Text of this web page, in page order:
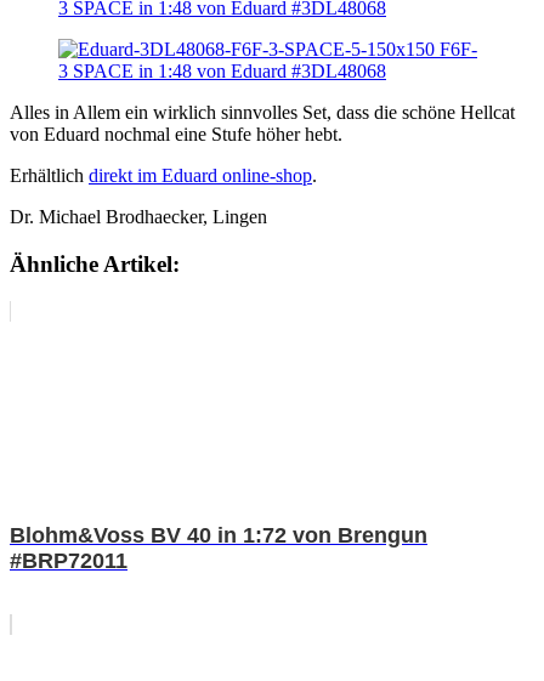
Alles in Allem ein wirklich sinnvolles Set, dass die schöne Hellcat
von Eduard nochmal eine Stufe höher hebt.
Erhältlich direkt im Eduard online-shop.
Dr. Michael Brodhaecker, Lingen
Ähnliche Artikel:
Blohm&Voss BV 40 in 1:72 von Brengun
#BRP72011